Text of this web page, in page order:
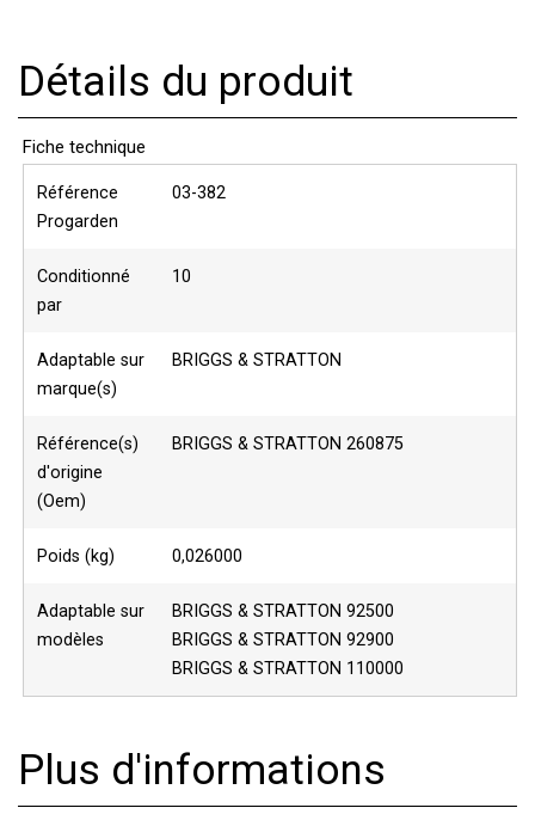
Détails du produit
Fiche technique
Référence
Progarden
03-382
Conditionné
par
10
Adaptable sur
marque(s)
BRIGGS & STRATTON
Référence(s)
d'origine
(Oem)
BRIGGS & STRATTON 260875
Poids (kg) 0,026000
Adaptable sur
modèles
BRIGGS & STRATTON 92500
BRIGGS & STRATTON 92900
BRIGGS & STRATTON 110000
Plus d'informations